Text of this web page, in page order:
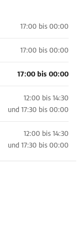
17:00 bis 00:00
17:00 bis 00:00
17:00 bis 00:00
12:00 bis 14:30
und 17:30 bis 00:00
12:00 bis 14:30
und 17:30 bis 00:00